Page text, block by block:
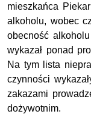
mieszkańca
alkoholu, wobec
obecność
wykazał ponad
Na tym lista
czynności
zakazami
dożywotnim.